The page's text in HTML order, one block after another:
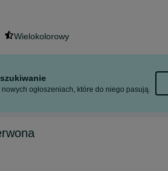
Wielokolorowy
nowych ogłoszeniach, które do niego pasują.